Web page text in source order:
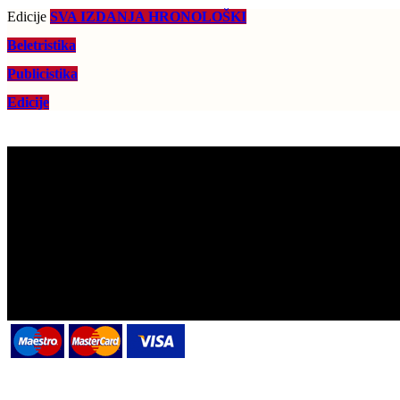
Edicije SVA IZDANJA HRONOLOŠKI
Beletristika
Publicistika
Edicije